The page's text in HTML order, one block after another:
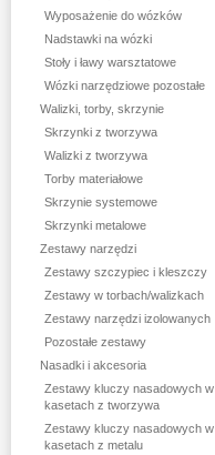
Wyposażenie do wózków
Nadstawki na wózki
Stoły i ławy warsztatowe
Wózki narzędziowe pozostałe
Walizki, torby, skrzynie
Skrzynki z tworzywa
Walizki z tworzywa
Torby materiałowe
Skrzynie systemowe
Skrzynki metalowe
Zestawy narzędzi
Zestawy szczypiec i kleszczy
Zestawy w torbach/walizkach
Zestawy narzędzi izolowanych
Pozostałe zestawy
Nasadki i akcesoria
Zestawy kluczy nasadowych w
kasetach z tworzywa
Zestawy kluczy nasadowych w
kasetach z metalu